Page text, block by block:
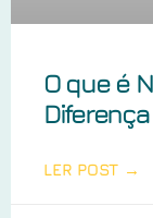
O que é
LER POST →